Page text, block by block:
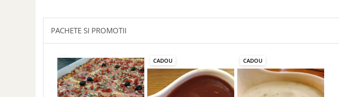
PACHETE SI PROMOTII
CADOU CADOU